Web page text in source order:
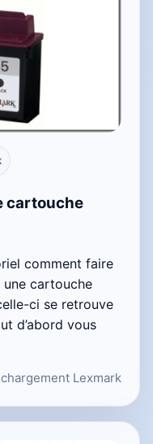
cartouche
comment faire
cartouche
ci se retrouve
d’abord vous
Lexmark